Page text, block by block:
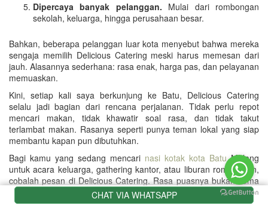
Dipercaya banyak pelanggan. Mulai dari rombongan
sekolah, keluarga, hingga perusahaan besar.
Bahkan, beberapa pelanggan luar kota menyebut bahwa mereka
sengaja memilih Delicious Catering meski harus memesan dari
jauh. Alasannya sederhana: rasa enak, harga pas, dan pelayanan
memuaskan.
Kini, setiap kali saya berkunjung ke Batu, Delicious Catering
selalu jadi bagian dari rencana perjalanan. Tidak perlu repot
mencari makan, tidak khawatir soal rasa, dan tidak takut
terlambat makan. Rasanya seperti punya teman lokal yang siap
membantu kapan pun dibutuhkan.
Bagi kamu yang sedang mencari nasi kotak kota BatuMalang
untuk acara keluarga, gathering kantor, atau liburan rombongan,
cobalah pesan di Delicious Catering. Rasa puasnya bukan cuma
karena makanan enak, tapi juga karena setiap pesanan diolah
CHAT VIA WHATSAPP